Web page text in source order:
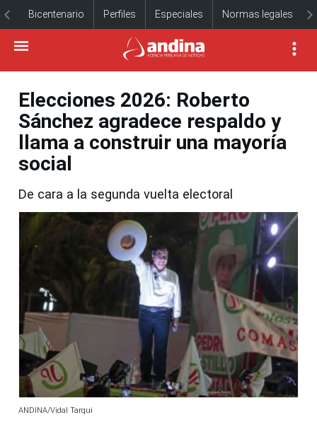
Bicentenario Perfiles Especiales Normas legales
Elecciones 2026: Roberto
Sánchez agradece respaldo y
llama a construir una mayoría
social
De cara a la segunda vuelta electoral
ANDINA/Vidal Tarqui